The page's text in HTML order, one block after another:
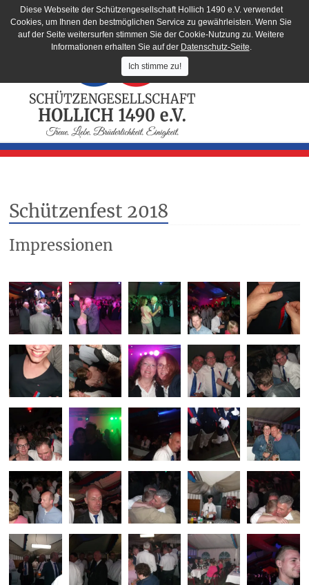
Schützenfest 2018
Impressionen
Diese Webseite der Schützengesellschaft Hollich 1490 e.V. verwendet
Cookies, um Ihnen den bestmöglichen Service zu gewährleisten. Wenn Sie
auf der Seite weitersurfen stimmen Sie der Cookie-Nutzung zu. Weitere
Informationen erhalten Sie auf der Datenschutz-Seite.
Ich stimme zu!